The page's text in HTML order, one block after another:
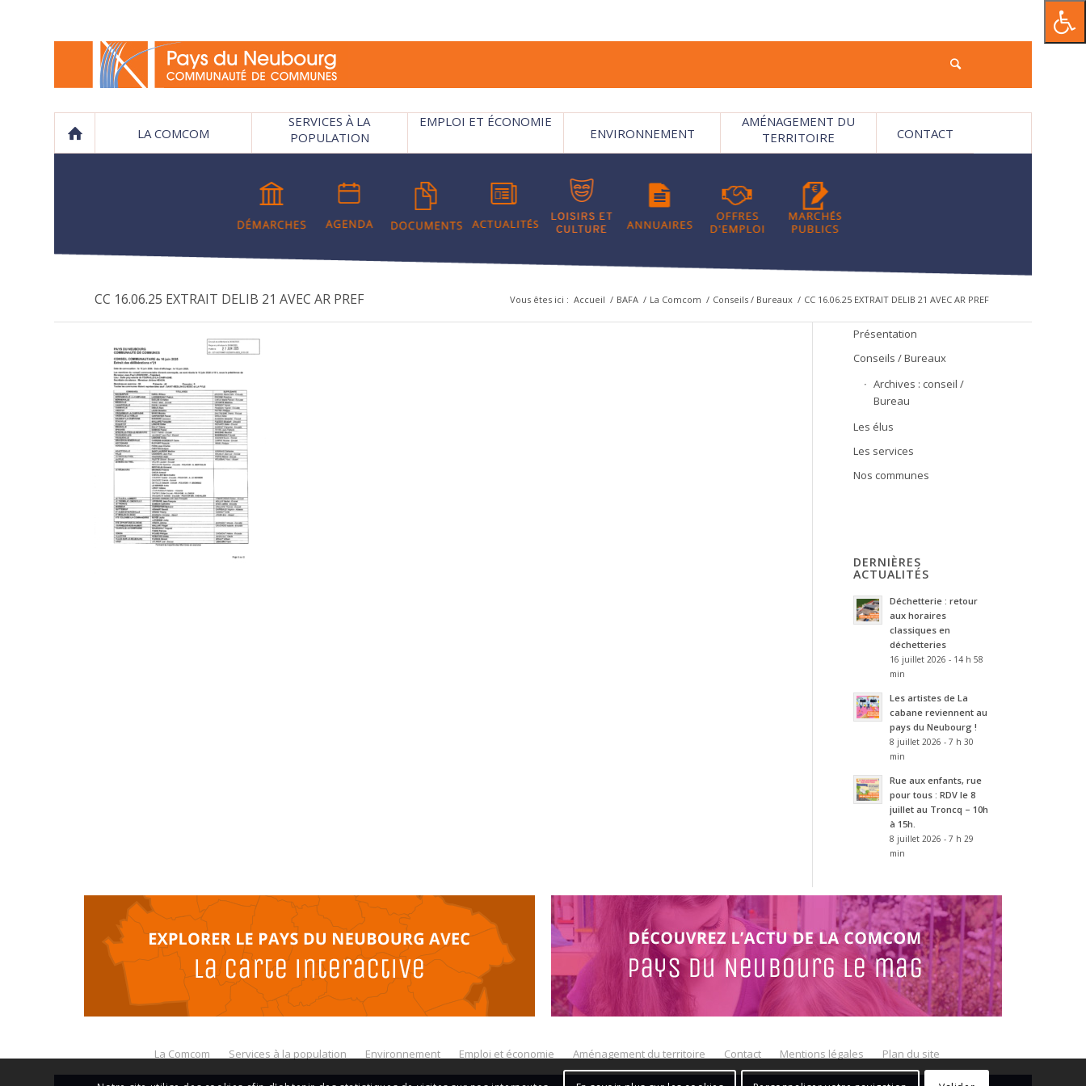
LA COMCOM
SERVICES À LA
POPULATION
EMPLOI ET ÉCONOMIE
ENVIRONNEMENT
AMÉNAGEMENT DU
TERRITOIRE
CONTACT
CC 16.06.25 EXTRAIT DELIB 21 AVEC AR PREF Vous êtes ici : Accueil / BAFA / La Comcom / Conseils / Bureaux / CC 16.06.25 EXTRAIT DELIB 21 AVEC AR PREF
Présentation
Conseils / Bureaux
Archives : conseil /
Bureau
Les élus
Les services
Nos communes
DERNIÈRES
ACTUALITÉS
Déchetterie : retour
aux horaires
classiques en
déchetteries
16 juillet 2026 - 14 h 58
min
Les artistes de La
cabane reviennent au
pays du Neubourg !
8 juillet 2026 - 7 h 30
min
Rue aux enfants, rue
pour tous : RDV le 8
juillet au Troncq – 10h
à 15h.
8 juillet 2026 - 7 h 29
min
La Comcom Services à la population Environnement Emploi et économie Aménagement du territoire Contact Mentions légales Plan du site